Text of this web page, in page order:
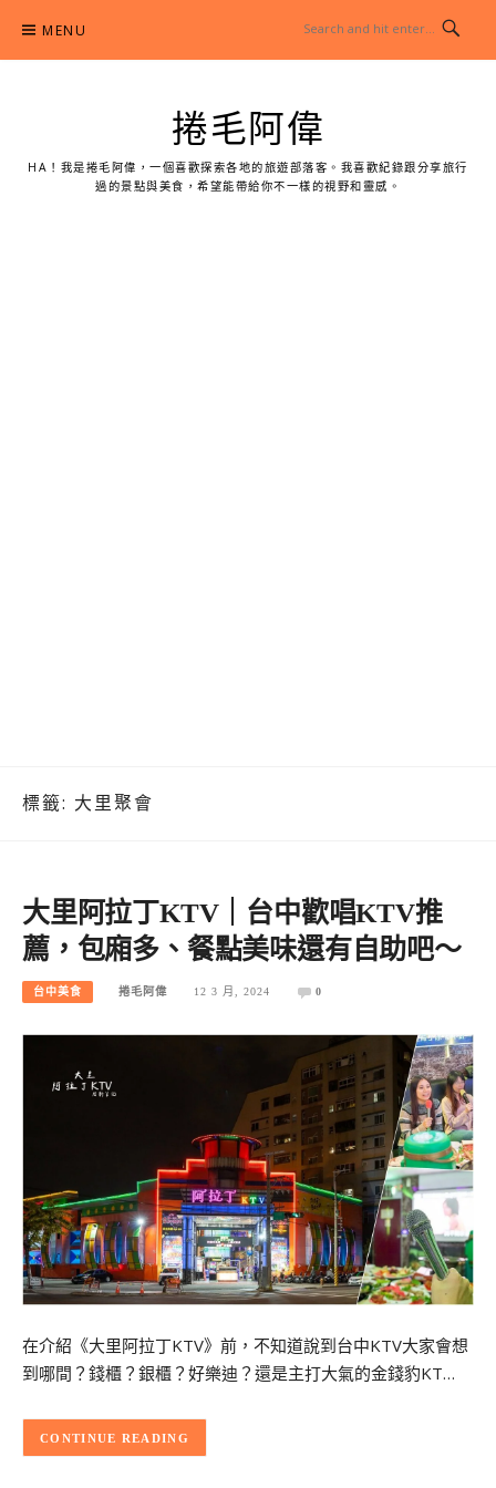
content
MENU
捲毛阿偉
HA！我是捲毛阿偉，一個喜歡探索各地的旅遊部落客。我喜歡紀錄跟分享旅行
過的景點與美食，希望能帶給你不一樣的視野和靈感。
標籤: 大里聚會
大里阿拉丁KTV｜台中歡唱KTV推
薦，包廂多、餐點美味還有自助吧～
台中美食 捲毛阿偉 12 3 月, 2024 0
在介紹《大里阿拉丁KTV》前，不知道說到台中KTV大家會想
到哪間？錢櫃？銀櫃？好樂迪？還是主打大氣的金錢豹KT…
CONTINUE READING